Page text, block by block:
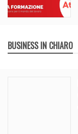
BUSINESS IN CHIARO